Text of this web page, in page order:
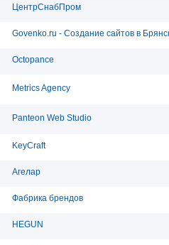
ЦентрСнабПром
Govenko.ru - Создание сайтов в
Octopance
Metrics Agency
Panteon Web Studio
KeyCraft
Агелар
Фабрика брендов
HEGUN